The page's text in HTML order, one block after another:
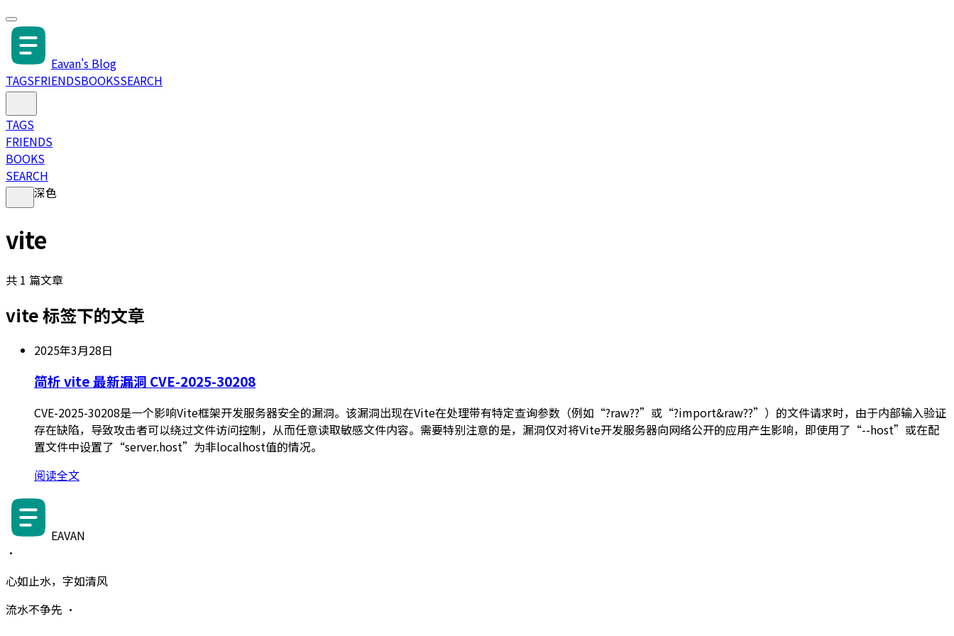
Eavan's Blog
TAGSFRIENDSBOOKSSEARCH
TAGS
FRIENDS
BOOKS
SEARCH
深色
vite
共 1 篇文章
vite标签下的文章
2025年3月28日
简析 vite 最新漏洞 CVE-2025-30208
CVE-2025-30208是一个影响Vite框架开发服务器安全的漏洞。该漏洞出现在Vite在处理带有特定查询参数（例如“?raw??”或“?import&raw??”）的文件请求时，由于内部输入验证
存在缺陷，导致攻击者可以绕过文件访问控制，从而任意读取敏感文件内容。需要特别注意的是，漏洞仅对将Vite开发服务器向网络公开的应用产生影响，即使用了“--host”或在配
置文件中设置了“server.host”为非localhost值的情况。
阅读全文
EAVAN
·
心如止水，字如清风
流水不争先 ·